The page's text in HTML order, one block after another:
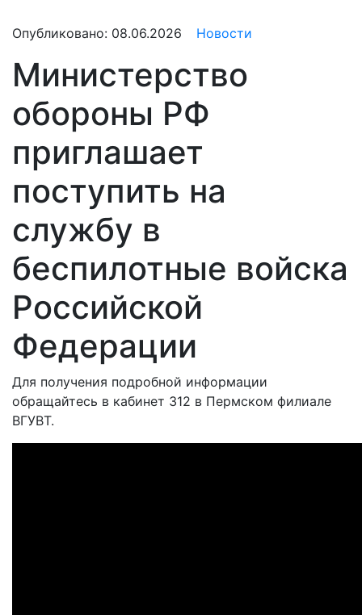
Опубликовано: 08.06.2026 Новости
Министерство
обороны РФ
приглашает
поступить на
службу в
беспилотные войска
Российской
Федерации
Для получения подробной информации
обращайтесь в кабинет 312 в Пермском филиале
ВГУВТ.